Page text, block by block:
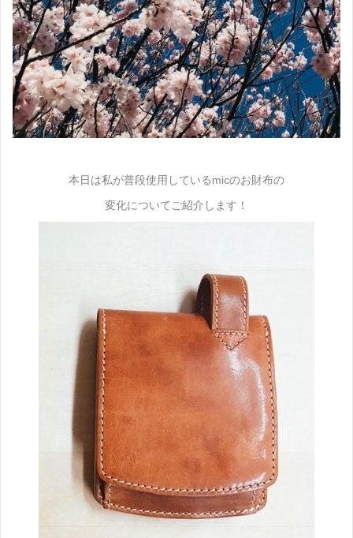
本日は私が普段使用しているmicのお財布の
変化についてご紹介します！